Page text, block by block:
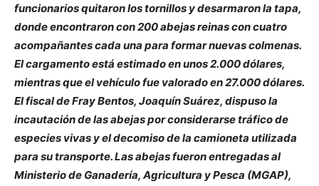
funcionarios quitaron los tornillos y desarmaron la tapa,
donde encontraron con 200 abejas reinas con cuatro
acompañantes cada una para formar nuevas colmenas.
El cargamento está estimado en unos 2.000 dólares,
mientras que el vehículo fue valorado en 27.000 dólares.
El fiscal de Fray Bentos, Joaquín Suárez, dispuso la
incautación de las abejas por considerarse tráfico de
especies vivas y el decomiso de la camioneta utilizada
para su transporte. Las abejas fueron entregadas al
Ministerio de Ganadería, Agricultura y Pesca (MGAP),